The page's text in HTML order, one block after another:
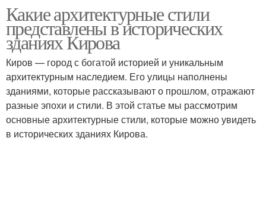
Какие архитектурные стили
представлены в исторических
зданиях Кирова
Киров — город с богатой историей и уникальным
архитектурным наследием. Его улицы наполнены
зданиями, которые рассказывают о прошлом, отражают
разные эпохи и стили. В этой статье мы рассмотрим
основные архитектурные стили, которые можно увидеть
в исторических зданиях Кирова.